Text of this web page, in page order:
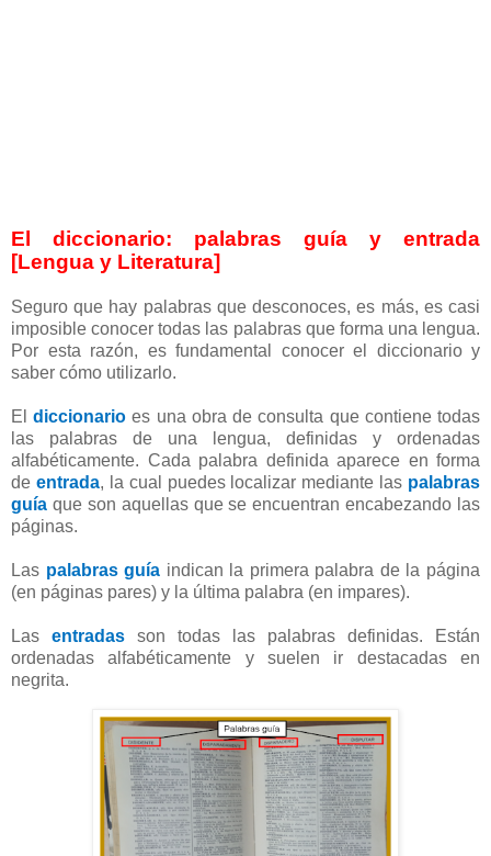
El diccionario: palabras guía y entrada
[Lengua y Literatura]
Seguro que hay palabras que desconoces, es más, es casi
imposible conocer todas las palabras que forma una lengua.
Por esta razón, es fundamental conocer el diccionario y
saber cómo utilizarlo.
Eldiccionario es una obra de consulta que contiene todas
las palabras de una lengua, definidas y ordenadas
alfabéticamente. Cada palabra definida aparece en forma
de entrada, la cual puedes localizar mediante las palabras
guía que son aquellas que se encuentran encabezando las
páginas.
Las palabras guía indican la primera palabra de la página
(en páginas pares) y la última palabra (en impares).
Las entradas son todas las palabras definidas. Están
ordenadas alfabéticamente y suelen ir destacadas en
negrita.